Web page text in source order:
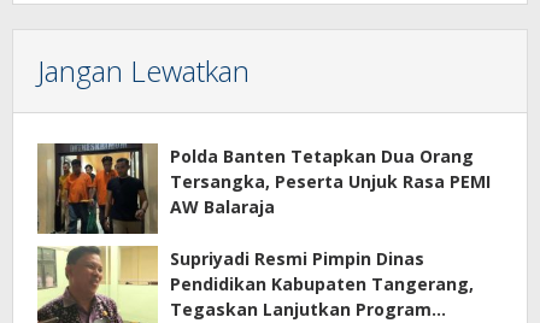
Jangan Lewatkan
Polda Banten Tetapkan Dua Orang
Tersangka, Peserta Unjuk Rasa PEMI
AW Balaraja
Supriyadi Resmi Pimpin Dinas
Pendidikan Kabupaten Tangerang,
Tegaskan Lanjutkan Program